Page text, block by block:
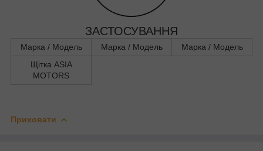
ЗАСТОСУВАННЯ
Марка / Модель Марка / Модель
Марка / Модель
Щітка ASIA
MOTORS
Приховати